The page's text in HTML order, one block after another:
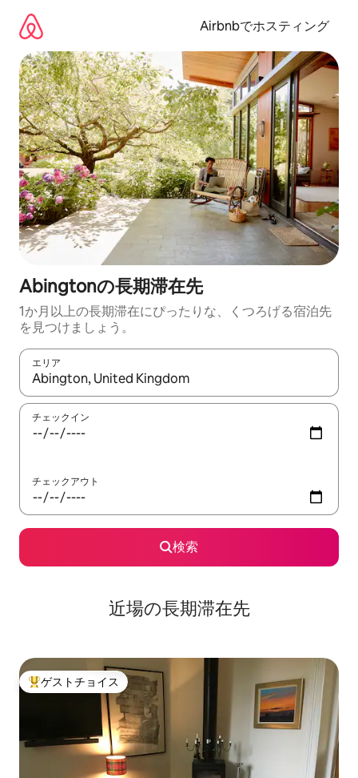
Airbnbでホスティング
Abingtonの長期滞在先
1か月以上の長期滞在にぴったりな、くつろげる宿泊先
を見つけましょう。
エリア
検索結果が表示されたら、上下の矢印キーを使って移動するか
チェックイン
チェックアウト
検索
近場の長期滞在先
大好評のゲストチョイスです。
ゲストチョイス